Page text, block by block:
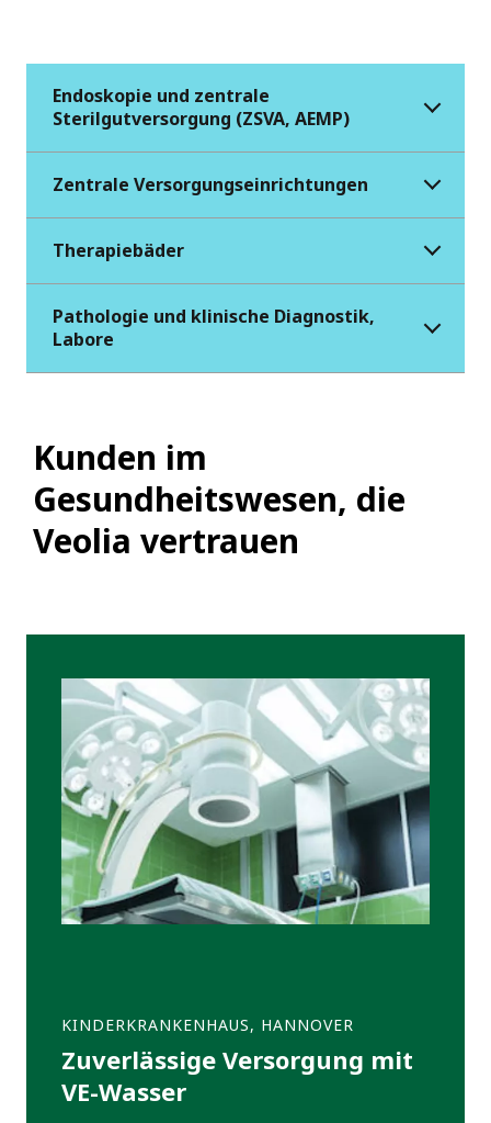
Endoskopie und zentrale
Sterilgutversorgung (ZSVA, AEMP)
Zentrale Versorgungseinrichtungen
Therapiebäder
Pathologie und klinische Diagnostik,
Labore
Kunden im
Gesundheitswesen, die
Veolia vertrauen
KINDERKRANKENHAUS, HANNOVER
Zuverlässige Versorgung mit
VE-Wasser